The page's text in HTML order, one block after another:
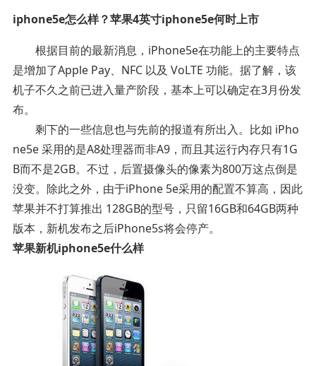
iphone5e怎么样？苹果4英寸iphone5e何时上市
根据目前的最新消息，iPhone5e在功能上的主要特点
是增加了Apple Pay、NFC 以及 VoLTE 功能。据了解，该
机子不久之前已进入量产阶段，基本上可以确定在3月份发
布。
剩下的一些信息也与先前的报道有所出入。比如 iPho
ne5e 采用的是A8处理器而非A9，而且其运行内存只有1G
B而不是2GB。不过，后置摄像头的像素为800万这点倒是
没变。除此之外，由于iPhone 5e采用的配置不算高，因此
苹果并不打算推出 128GB的型号，只留16GB和64GB两种
版本，新机发布之后iPhone5s将会停产。
苹果新机iphone5e什么样